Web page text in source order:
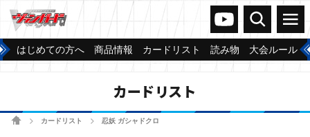
ヴァンガードch
検索 メニュー
はじめての方へ 商品情報 カードリスト 読み物 大会ルール
カードリスト
ホームカードリスト 忍妖 ガシャドクロ